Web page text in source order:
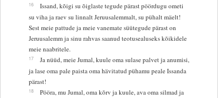
16
Issand, kõigi su õiglaste tegude pärast pöördugu ometi
su viha ja raev su linnalt Jeruusalemmalt, su pühalt mäelt!
Sest meie pattude ja meie vanemate süütegude pärast on
Jeruusalemm ja sinu rahvas saanud teotusealuseks kõikidele
meie naabritele.
17
Ja nüüd, meie Jumal, kuule oma sulase palvet ja anumisi,
ja lase oma pale paista oma hävitatud pühamu peale Issanda
pärast!
18
Pööra, mu Jumal, oma kõrv ja kuule, ava oma silmad ja